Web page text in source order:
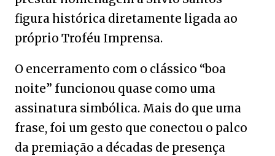
figura histórica diretamente ligada ao
próprio Troféu Imprensa.
O encerramento com o clássico “boa
noite” funcionou quase como uma
assinatura simbólica. Mais do que uma
frase, foi um gesto que conectou o palco
da premiação a décadas de presença